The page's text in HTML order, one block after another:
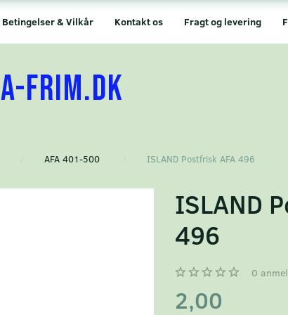
Fragt og levering
Kontakt os
Betingelser & Vilkår
A-FRIM.DK
AFA 401-500 ISLAND Postfrisk AFA 496
ISLAND
496
0
2,00